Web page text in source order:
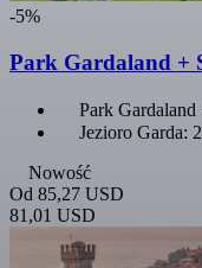
-5%
Park Gardaland +
Park
Jezioro Garda:
Nowość
Od 85,27 USD
81,01 USD